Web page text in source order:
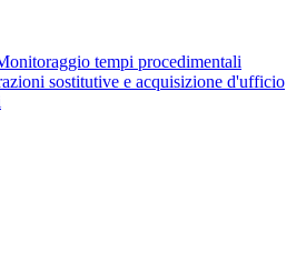
tempi procedimentali
sostitutive e acquisizione d'ufficio